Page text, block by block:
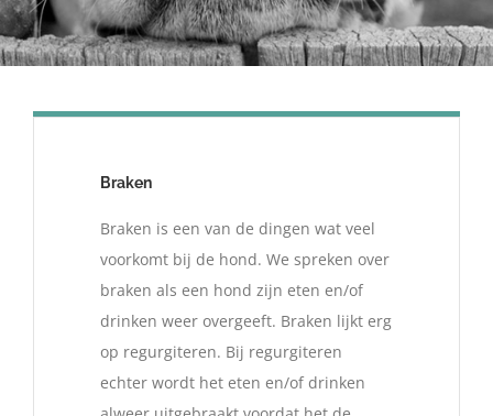
Braken
Braken is een van de dingen wat veel
voorkomt bij de hond. We spreken over
braken als een hond zijn eten en/of
drinken weer overgeeft. Braken lijkt erg
op regurgiteren. Bij regurgiteren
echter wordt het eten en/of drinken